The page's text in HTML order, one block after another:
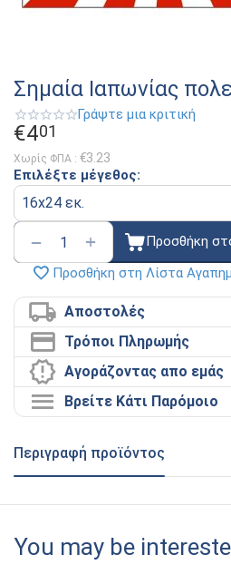
Σημαία Ιαπωνίας
Γράψτε μια κριτική
€401
Χωρίς ΦΠΑ : €3.23
Επιλέξτε μέγεθος:
+
−
Προσθήκη
Προσθήκη στη Λίστα
Αποστολές
Τρόποι Πληρωμής
Αγοράζοντας απο εμάς
Βρείτε Κάτι Παρόμοιο
Περιγραφή προϊόντος
You may be